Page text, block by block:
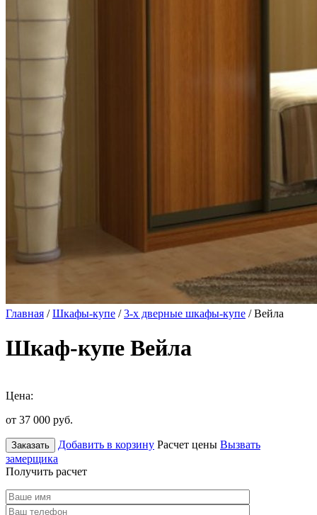
Главная /Шкафы-купе /3-х дверные шкафы-купе / Вейла
Шкаф-купе Вейла
Цена:
от 37 000 руб.
Заказать Добавить в корзину Расчет цены Вызвать
замерщика
Получить расчет